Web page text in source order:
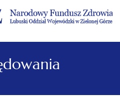
Menu
główne
Menu
lewe
Treść
główna
Szukaj
w
serwisie
Stopka